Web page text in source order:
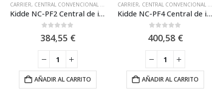
CARRIER, CENTRAL CONVENCIONAL 2 ZONAS ,CENTRALES CONVENCIONALES,
Kidde NC-PF2 Central de incendios convencional, 2 Zonas
384,55 €
AÑADIR AL CARRITO
CARRIER, CENTRAL CONVENCIONAL 4 ZONAS
Kidde NC-PF4 Central de incendios convencional, 4 Zonas
400,58 €
AÑADIR AL CARRITO